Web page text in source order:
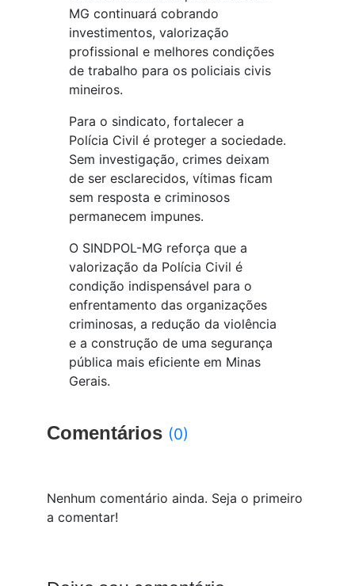
MG continuará cobrando
investimentos, valorização
profissional e melhores condições
de trabalho para os policiais civis
mineiros.
Para o sindicato, fortalecer a
Polícia Civil é proteger a sociedade.
Sem investigação, crimes deixam
de ser esclarecidos, vítimas ficam
sem resposta e criminosos
permanecem impunes.
O SINDPOL-MG reforça que a
valorização da Polícia Civil é
condição indispensável para o
enfrentamento das organizações
criminosas, a redução da violência
e a construção de uma segurança
pública mais eficiente em Minas
Gerais.
Comentários (0)
Nenhum comentário ainda. Seja o primeiro
a comentar!